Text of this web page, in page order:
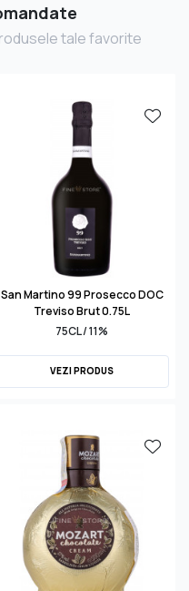
tale favorite
San Martino 99 Prosecco DOC
Treviso Brut 0.75L
75CL / 11%
VEZI PRODUS